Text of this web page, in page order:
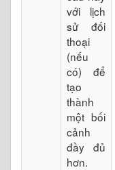
với lịch
sử đối
thoại
(nếu
có) để
tạo
thành
một bối
cảnh
đầy đủ
hơn.